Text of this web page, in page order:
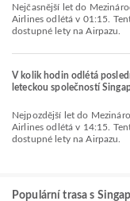
Nejčasnější let do Mezinárodní letiště OR Tambo se společností Singapore
Airlines odlétá v 01:15.
dostupné lety na Airpazu.
V kolik hodin odlétá
leteckou společností
Nejpozdější let do Mezinárodní letiště OR Tambo se společností Singapore
Airlines odlétá v 14:15.
dostupné lety na Airpazu.
Populární trasa s